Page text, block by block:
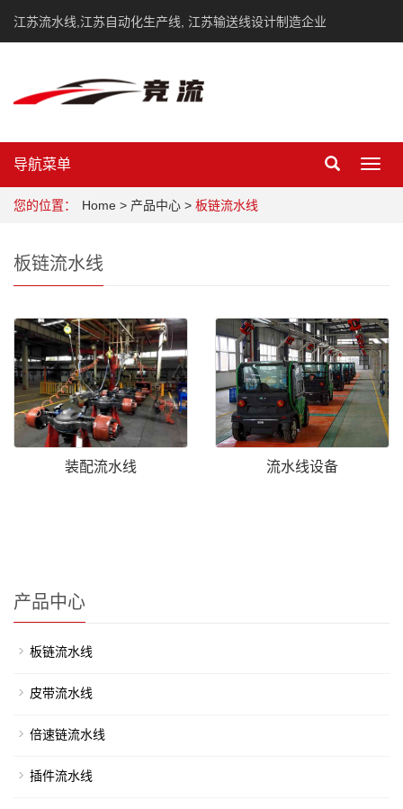
江苏流水线,江苏自动化生产线, 江苏输送线设计制造企业
导航菜单
您的位置： Home > 产品中心 > 板链流水线
板链流水线
装配流水线 流水线设备
产品中心
板链流水线
皮带流水线
倍速链流水线
插件流水线